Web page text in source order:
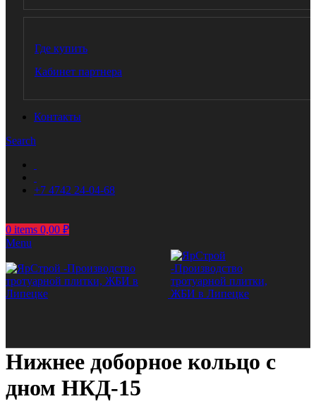
Где купить
Кабинет партнера
Контакты
Search
+7 4742 24-04-68
0 items 0,00 ₽
Menu
Нижнее доборное кольцо с
дном НКД-15